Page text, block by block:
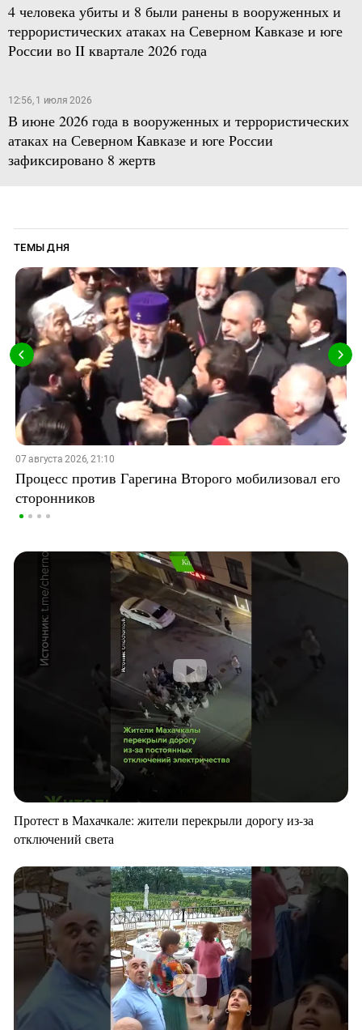
4 человека убиты и 8 были ранены в вооруженных и
террористических атаках на Северном Кавказе и юге
России во II квартале 2026 года
12:56, 1 июля 2026
В июне 2026 года в вооруженных и террористических
атаках на Северном Кавказе и юге России
зафиксировано 8 жертв
ТЕМЫ ДНЯ
07 августа 2026, 21:10
Процесс против Гарегина Второго мобилизовал его
сторонников
Протест в Махачкале: жители перекрыли дорогу из-за
отключений света